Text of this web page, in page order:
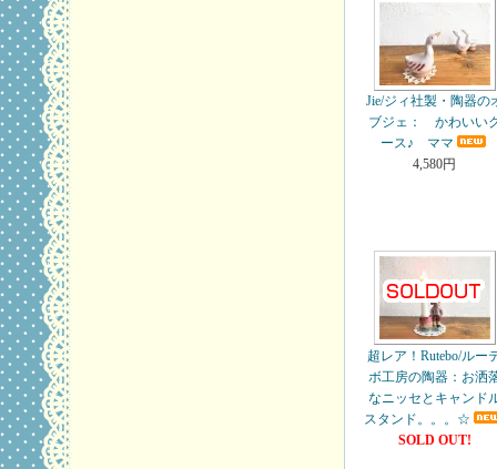
Jie/ジィ社製・陶器の
ブジェ： かわいい
ース♪ ママ
4,580円
超レア！Rutebo/ルー
ボ工房の陶器：お洒
なニッセとキャンド
スタンド。。。☆
SOLD OUT!